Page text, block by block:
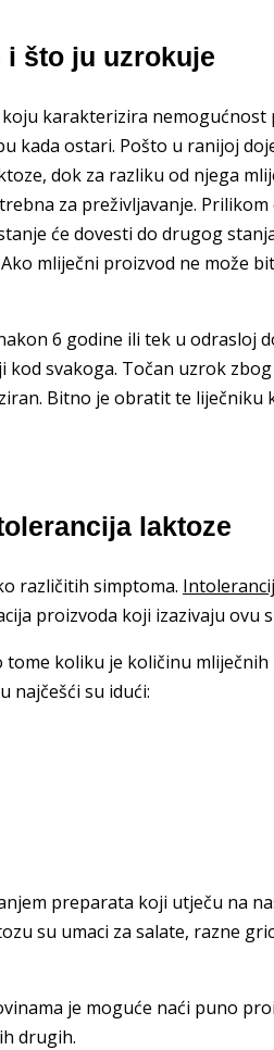
i što ju uzrokuje
karakterizira nemogućnost
kada ostari. Pošto u ranijoj
dok za razliku od njega
za preživljavanje.
će dovesti do drugog
mliječni proizvod ne može
6 godine ili tek u odrasloj
svakoga. Točan uzrok
Bitno je obratit te liječniku
laktoze
različitih simptoma.
proizvoda koji izazivaju ovu
tome koliku je količinu
najčešći su idući:
preparata koji utječu na
su umaci za salate, razne
je moguće naći puno
drugih.